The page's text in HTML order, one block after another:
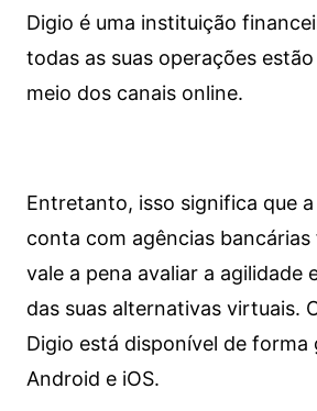
Digio é uma instituição
todas as suas operações
meio dos canais online.
Entretanto, isso significa que
conta com agências bancárias
vale a pena avaliar a agilidade
das suas alternativas virtuais.
Digio está disponível de forma
Android e iOS.